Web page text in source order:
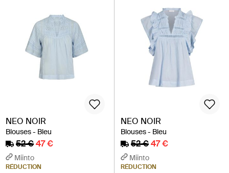
NEO NOIR
Blouses - Bleu
52 €47 €
Miinto
RÉDUCTION
NEO NOIR
Blouses - Bleu
52 €47 €
Miinto
RÉDUCTION